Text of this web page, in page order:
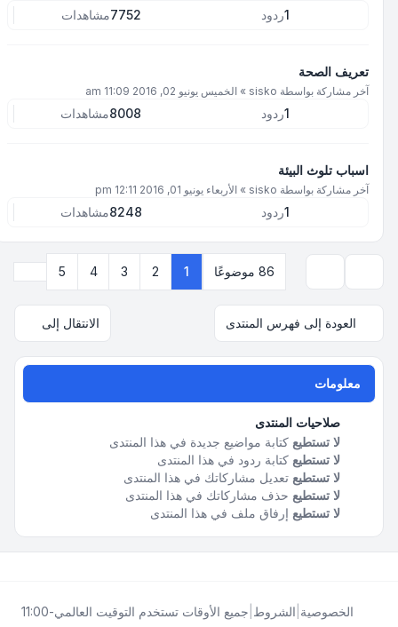
ردود 7752مشاهدات
تعريف الصحة
آخر مشاركة بواسطةsisko
»الخميس يونيو 02, 2016 11:09 am
ردود 8008مشاهدات
اسباب تلوث البيئة
آخر مشاركة بواسطةsisko
»الأربعاء يونيو 01, 2016 12:11 pm
ردود 8248مشاهدات
خيارات العرض والترتيب
86 موضوعًا 4
العودة إلى فهرس المنتدى الانتقال إلى
معلومات
صلاحيات المنتدى
لا تستطيعكتابة مواضيع جديدة في هذا المنتدى
لا تستطيعكتابة ردود في هذا المنتدى
لا تستطيعتعديل مشاركاتك في هذا المنتدى
لا تستطيعحذف مشاركاتك في هذا المنتدى
لا تستطيعإرفاق ملف في هذا المنتدى
الخصوصية|الشروط|جميع الأوقات تستخدمالتوقيت العالمي-11:00